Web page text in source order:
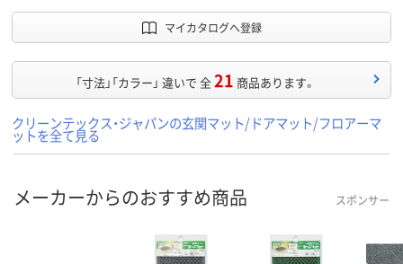
マイカタログへ登録
「寸法」「カラー」 違いで 全21 商品あります。
クリーンテックス・ジャパンの玄関マット/ドアマット/フロアーマ
ットを全て見る
メーカーからのおすすめ商品 スポンサー